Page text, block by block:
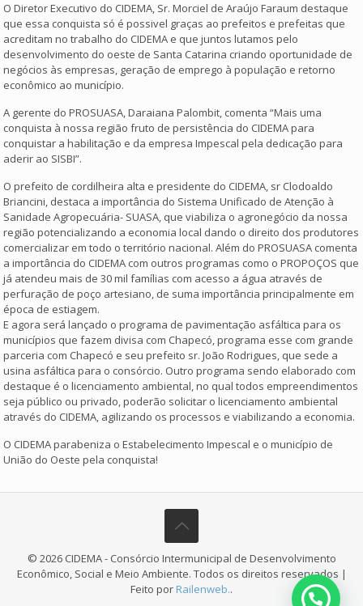
O Diretor Executivo do CIDEMA, Sr. Morciel de Araújo Faraum destaque
que essa conquista só é possivel graças ao prefeitos e prefeitas que
acreditam no trabalho do CIDEMA e que juntos lutamos pelo
desenvolvimento do oeste de Santa Catarina criando oportunidade de
negócios às empresas, geração de emprego à população e retorno
econômico ao município.
A gerente do PROSUASA, Daraiana Palombit, comenta “Mais uma
conquista à nossa região fruto de persistência do CIDEMA para
conquistar a habilitação e da empresa Impescal pela dedicação para
aderir ao SISBI”.
O prefeito de cordilheira alta e presidente do CIDEMA, sr Clodoaldo
Briancini, destaca a importância do Sistema Unificado de Atenção à
Sanidade Agropecuária- SUASA, que viabiliza o agronegócio da nossa
região potencializando a economia local dando o direito dos produtores
comercializar em todo o território nacional. Além do PROSUASA comenta
a importância do CIDEMA com outros programas como o PROPOÇOS que
já atendeu mais de 30 mil famílias com acesso a água através de
perfuração de poço artesiano, de suma importância principalmente em
época de estiagem.
E agora será lançado o programa de pavimentação asfáltica para os
municípios que fazem divisa com Chapecó, programa esse com grande
parceria com Chapecó e seu prefeito sr. João Rodrigues, que sede a
usina asfáltica para o consórcio. Outro programa sendo elaborado com
destaque é o licenciamento ambiental, no qual todos empreendimentos
seja público ou privado, poderão solicitar o licenciamento ambiental
através do CIDEMA, agilizando os processos e viabilizando a economia.
O CIDEMA parabeniza o Estabelecimento Impescal e o município de
União do Oeste pela conquista!
© 2026 CIDEMA - Consórcio Intermunicipal de Desenvolvimento
Econômico, Social e Meio Ambiente. Todos os direitos reservados |
Feito por Railenweb..